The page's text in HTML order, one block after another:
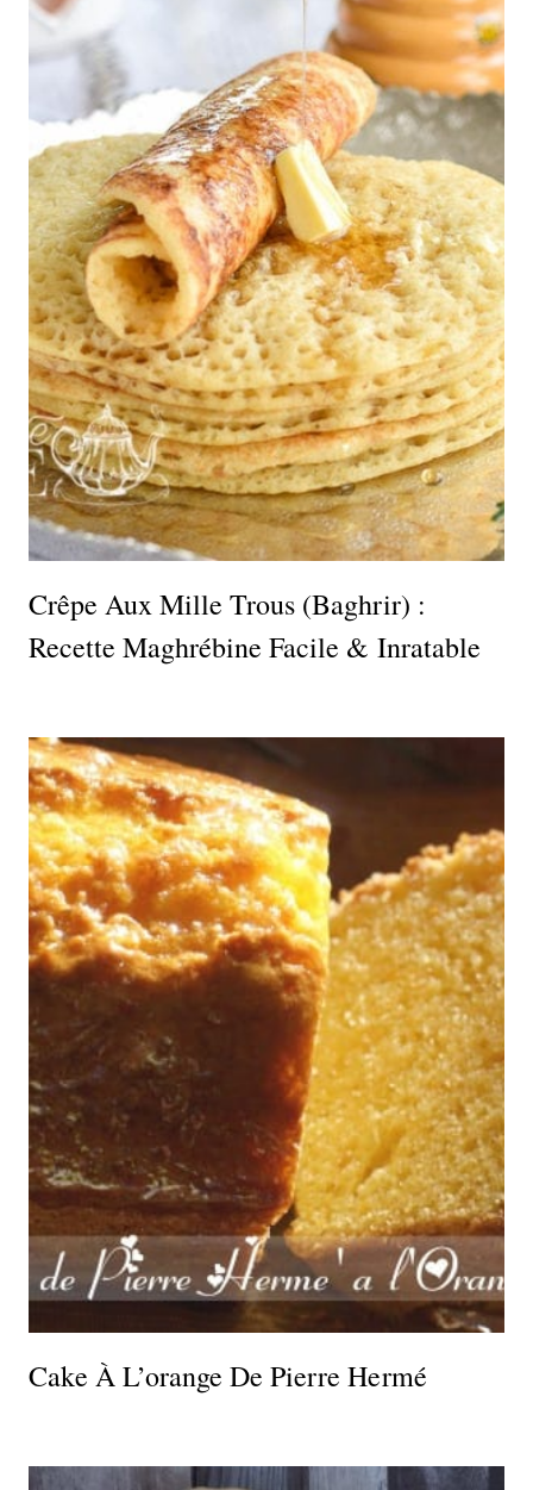
Crêpe Aux Mille Trous (Baghrir) :
Recette Maghrébine Facile & Inratable
Cake À L’orange De Pierre Hermé